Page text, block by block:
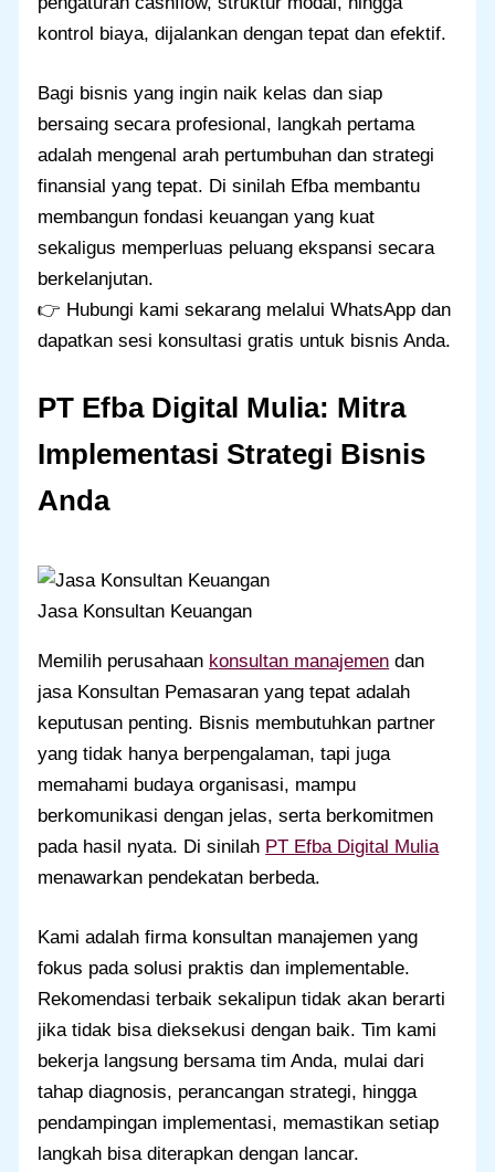
kontrol biaya, dijalankan dengan tepat dan efektif.
Bagi bisnis yang ingin naik kelas dan siap
bersaing secara profesional, langkah pertama
adalah mengenal arah pertumbuhan dan strategi
finansial yang tepat. Di sinilah Efba membantu
membangun fondasi keuangan yang kuat
sekaligus memperluas peluang ekspansi secara
berkelanjutan.
👉 Hubungi kami sekarang melalui WhatsApp dan
dapatkan sesi konsultasi gratis untuk bisnis Anda.
PT Efba Digital Mulia: Mitra
Implementasi Strategi Bisnis
Anda
Jasa Konsultan Keuangan
Memilih perusahaan konsultan manajemen dan
jasa Konsultan Pemasaran yang tepat adalah
keputusan penting. Bisnis membutuhkan partner
yang tidak hanya berpengalaman, tapi juga
memahami budaya organisasi, mampu
berkomunikasi dengan jelas, serta berkomitmen
pada hasil nyata. Di sinilah PT Efba Digital Mulia
menawarkan pendekatan berbeda.
Kami adalah firma konsultan manajemen yang
fokus pada solusi praktis dan implementable.
Rekomendasi terbaik sekalipun tidak akan berarti
jika tidak bisa dieksekusi dengan baik. Tim kami
bekerja langsung bersama tim Anda, mulai dari
tahap diagnosis, perancangan strategi, hingga
pendampingan implementasi, memastikan setiap
langkah bisa diterapkan dengan lancar.